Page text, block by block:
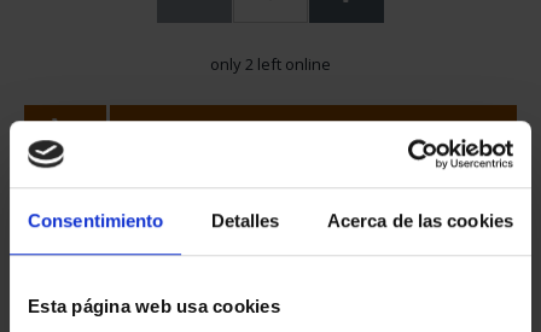
Consentimiento Detalles Acerca de las cookies
Esta página web usa cookies
only 2 left online
Share